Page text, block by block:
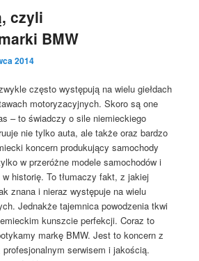
czyli
BMW
2014
często występują na wielu giełdach
motoryzacyjnych. Skoro są one
– to świadczy o sile niemieckiego
nie tylko auta, ale także oraz bardzo
koncern produkujący samochody
w przeróżne modele samochodów i
historię. To tłumaczy fakt, z jakiej
znana i nieraz występuje na wielu
Jednakże tajemnica powodzenia tkwi
kunszcie perfekcji. Coraz to
markę BMW. Jest to koncern z
serwisem i jakością.